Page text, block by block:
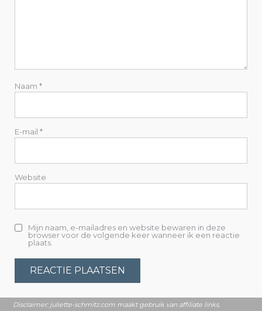
a
i
Naam *
E-mail *
Website
Mijn naam, e-mailadres en website bewaren in deze
browser voor de volgende keer wanneer ik een reactie
plaats.